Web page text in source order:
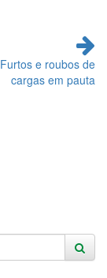
Furtos e roubos de
cargas em pauta